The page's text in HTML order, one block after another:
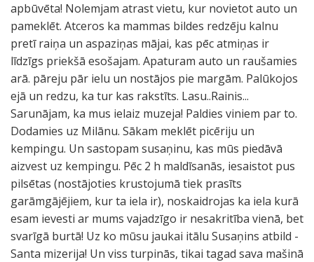
apbūvēta! Nolemjam atrast vietu, kur novietot auto un
pameklēt. Atceros ka mammas bildes redzēju kalnu
pretī raiņa un aspaziņas mājai, kas pēc atmiņas ir
līdzīgs priekšā esošajam. Apaturam auto un raušamies
arā. pāreju pār ielu un nostājos pie margām. Palūkojos
ejā un redzu, ka tur kas rakstīts. Lasu..Rainis...
Sarunājam, ka mus ielaiz muzeja! Paldies viniem par to.
Dodamies uz Milānu. Sākam meklēt picēriju un
kempingu. Un sastopam susaņinu, kas mūs piedāvā
aizvest uz kempingu. Pēc 2 h maldīsanās, iesaistot pus
pilsētas (nostājoties krustojumā tiek prasīts
garāmgājējiem, kur ta iela ir), noskaidrojas ka iela kurā
esam ievesti ar mums vajadzīgo ir nesakritība vienā, bet
svarīgā burtā! Uz ko mūsu jaukai itālu Susaņins atbild -
Santa mizerija! Un viss turpinās, tikai tagad sava mašinā